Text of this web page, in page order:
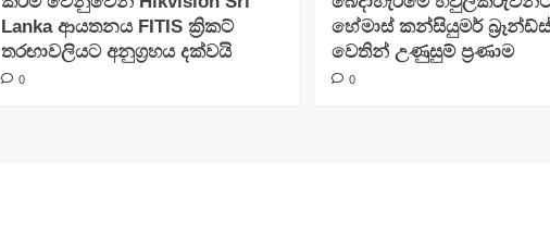
Lanka ආයතනය FITIS ක්‍රිකට්
තරඟාවලියට අනුග්‍රහය දක්වයි
0
හේමාස් කන්සියුමර් බ්‍රෑන්ඩ්ස්
වෙතින් උණුසුම් ප්‍රණාම
0